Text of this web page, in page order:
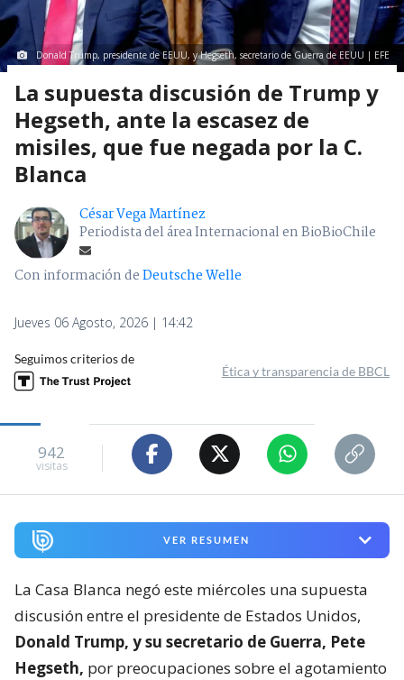
Donald Trump, presidente de EEUU, y Hegseth, secretario de Guerra de EEUU | EFE
La supuesta discusión de Trump y
Hegseth, ante la escasez de
misiles, que fue negada por la C.
Blanca
César Vega Martínez
Periodista del área Internacional en BioBioChile
Con información deDeutsche Welle
Jueves 06 Agosto, 2026 | 14:42
Seguimos criterios de
Ética y transparencia de BBCL
942
visitas
VER RESUMEN
La Casa Blanca negó este miércoles una supuesta
discusión entre el presidente de Estados Unidos,
Donald Trump, y su secretario de Guerra, Pete
Hegseth, por preocupaciones sobre el agotamiento